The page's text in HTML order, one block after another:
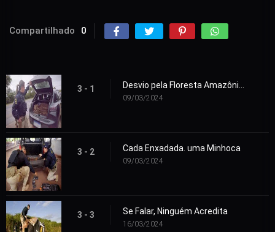
Compartilhado 0
3 - 1
09/03/2024
3 - 2 Cada Enxadada. uma Minhoca
09/03/2024
3 - 3 Se Falar, Ninguém Acredita
16/03/2024